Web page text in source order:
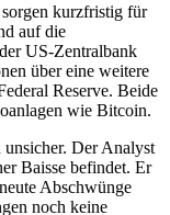
kurzfristig für
auf die
US-Zentralbank
über eine weitere
Reserve. Beide
wie Bitcoin.
Der Analyst
Baisse befindet. Er
Abschwünge
noch keine